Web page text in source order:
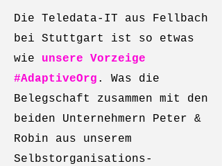
Die Teledata-IT aus Fellbach
bei Stuttgart ist so etwas
wie unsere Vorzeige
#AdaptiveOrg . Was die
Belegschaft zusammen mit den
beiden Unternehmern Peter &
Robin aus unserem
Selbstorganisations-